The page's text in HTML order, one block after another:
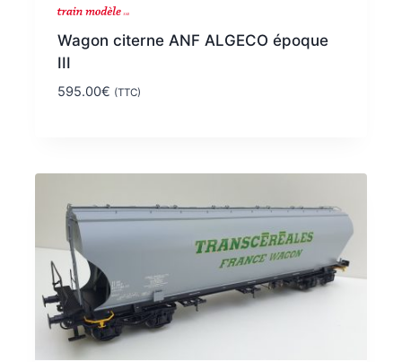
Wagon citerne ANF ALGECO époque
III
595.00€ (TTC)